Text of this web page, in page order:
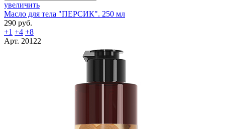
увеличить
Масло для тела "ПЕРСИК". 250 мл
290 руб.
+1 +4 +8
Арт. 20122